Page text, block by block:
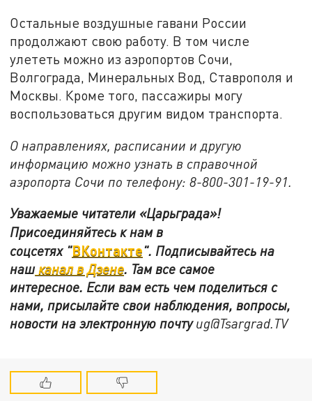
Остальные воздушные гавани России
продолжают свою работу. В том числе
улететь можно из аэропортов Сочи,
Волгограда, Минеральных Вод, Ставрополя и
Москвы. Кроме того, пассажиры могу
воспользоваться другим видом транспорта.
О направлениях, расписании и другую
информацию можно узнать в справочной
аэропорта Сочи по телефону: 8-800-301-19-91.
Уважаемые читатели «Царьграда»!
Присоединяйтесь к нам в
соцсетях "ВКонтакте". Подписывайтесь на
нашканал в Дзене. Там все самое
интересное. Если вам есть чем поделиться с
нами, присылайте свои наблюдения, вопросы,
новости на электронную почтуug@Tsargrad.TV